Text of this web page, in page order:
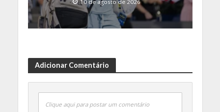
10 de agosto de 2026
Adicionar Comentário
Clique aqui para postar um comentário